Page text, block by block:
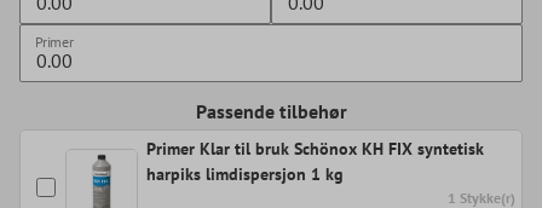
Primer
Passende tilbehør
Primer Klar til bruk Schönox KH FIX syntetisk
harpiks limdispersjon 1 kg
1 Stykke(r)